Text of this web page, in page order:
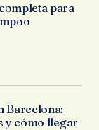
para
Barcelona:
y cómo llegar